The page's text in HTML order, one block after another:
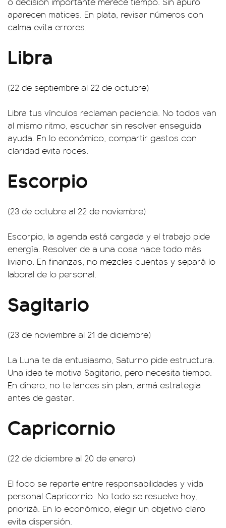
aparecen matices. En plata, revisar números con
calma evita errores.
Libra
(22 de septiembre al 22 de octubre)
Libra tus vínculos reclaman paciencia. No todos van
al mismo ritmo, escuchar sin resolver enseguida
ayuda. En lo económico, compartir gastos con
claridad evita roces.
Escorpio
(23 de octubre al 22 de noviembre)
Escorpio, la agenda está cargada y el trabajo pide
energía. Resolver de a una cosa hace todo más
liviano. En finanzas, no mezcles cuentas y separá lo
laboral de lo personal.
Sagitario
(23 de noviembre al 21 de diciembre)
La Luna te da entusiasmo, Saturno pide estructura.
Una idea te motiva Sagitario, pero necesita tiempo.
En dinero, no te lances sin plan, armá estrategia
antes de gastar.
Capricornio
(22 de diciembre al 20 de enero)
El foco se reparte entre responsabilidades y vida
personal Capricornio. No todo se resuelve hoy,
priorizá. En lo económico, elegir un objetivo claro
evita dispersión.